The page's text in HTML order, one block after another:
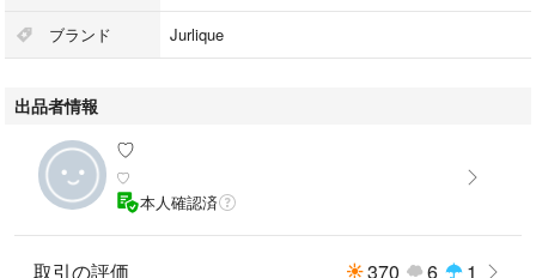
ブランド Jurlique
出品者情報
♡
♡
本人確認済
取引の評価 370 6 1